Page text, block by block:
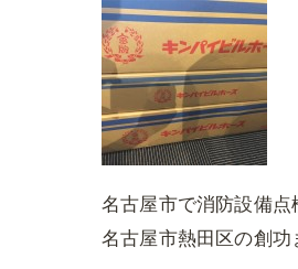
名古屋市で消防設備点
名古屋市熱田区の創功